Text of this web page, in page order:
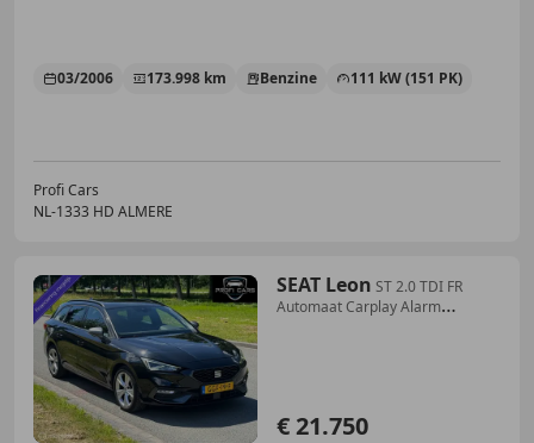
03/2006 173.998 km Benzine 111 kW (151 PK)
Profi Cars
NL-1333 HD ALMERE
SEAT Leon ST 2.0 TDI FR
Automaat Carplay Alarm
€ 21.750